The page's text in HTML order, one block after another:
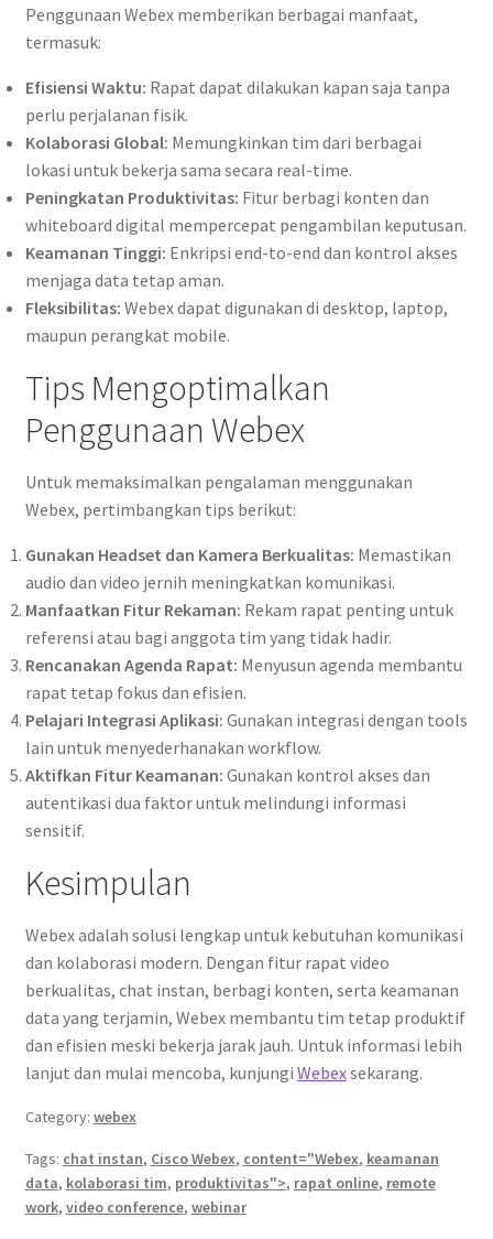
Penggunaan Webex memberikan berbagai manfaat,
termasuk:
Efisiensi Waktu: Rapat dapat dilakukan kapan saja tanpa
perlu perjalanan fisik.
Kolaborasi Global: Memungkinkan tim dari berbagai
lokasi untuk bekerja sama secara real-time.
Peningkatan Produktivitas: Fitur berbagi konten dan
whiteboard digital mempercepat pengambilan keputusan.
Keamanan Tinggi: Enkripsi end-to-end dan kontrol akses
menjaga data tetap aman.
Fleksibilitas: Webex dapat digunakan di desktop, laptop,
maupun perangkat mobile.
Tips Mengoptimalkan
Penggunaan Webex
Untuk memaksimalkan pengalaman menggunakan
Webex, pertimbangkan tips berikut:
Gunakan Headset dan Kamera Berkualitas: Memastikan
audio dan video jernih meningkatkan komunikasi.
Manfaatkan Fitur Rekaman: Rekam rapat penting untuk
referensi atau bagi anggota tim yang tidak hadir.
Rencanakan Agenda Rapat: Menyusun agenda membantu
rapat tetap fokus dan efisien.
Pelajari Integrasi Aplikasi: Gunakan integrasi dengan tools
lain untuk menyederhanakan workflow.
Aktifkan Fitur Keamanan: Gunakan kontrol akses dan
autentikasi dua faktor untuk melindungi informasi
sensitif.
Kesimpulan
Webex adalah solusi lengkap untuk kebutuhan komunikasi
dan kolaborasi modern. Dengan fitur rapat video
berkualitas, chat instan, berbagi konten, serta keamanan
data yang terjamin, Webex membantu tim tetap produktif
dan efisien meski bekerja jarak jauh. Untuk informasi lebih
lanjut dan mulai mencoba, kunjungi Webexsekarang.
Category: webex
Tags: chat instan, Cisco Webex, content="Webex, keamanan
data, kolaborasi tim, produktivitas">, rapat online, remote
work, video conference, webinar